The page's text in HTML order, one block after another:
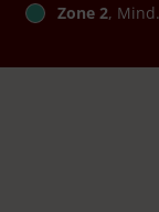
Zone 2,